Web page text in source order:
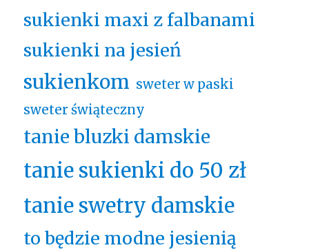
sukienki maxi z falbanami
sukienki na jesień
sukienkom sweter w paski
sweter świąteczny
tanie bluzki damskie
tanie sukienki do 50 zł
tanie swetry damskie
to będzie modne jesienią